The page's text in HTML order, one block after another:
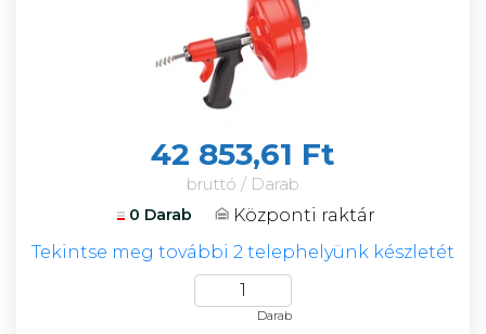
42 853,61 Ft
bruttó / Darab
0 Darab
Központi raktár
Tekintse meg további 2 telephelyünk készletét
Darab